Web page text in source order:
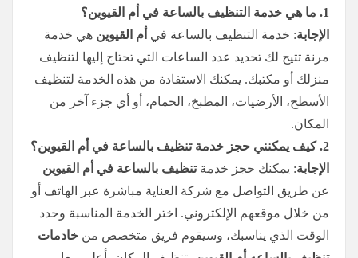
1. ما هي خدمة التنظيف بالساعة في أم القيوين؟
الإجابة: خدمة التنظيف بالساعة في أم القيوين هي خدمة
مرنة تتيح لك تحديد عدد الساعات التي تحتاج إليها لتنظيف
منزلك أو مكتبك. يمكنك الاستفادة من هذه الخدمة لتنظيف
الأسطح، الأرضيات، المطبخ، الحمام، أو أي جزء آخر من
المكان.
2. كيف يمكنني حجز خدمة تنظيف بالساعة في أم القيوين؟
الإجابة: يمكنك حجز خدمةتنظيف بالساعة في أم القيوين
عن طريق التواصل مع شركة العناية مباشرة عبر الهاتف أو
من خلال موقعهم الإلكتروني. اختر الخدمة المناسبة وحدد
الوقت الذي يناسبك، وسيقوم فريق متخصص من خادمات